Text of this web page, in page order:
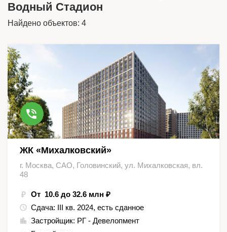
Водный Стадион
Найдено объектов: 4
ЖК «Михалковский»
г. Москва, САО, Головинский, ул. Михалковская, вл.
48
От 10.6 до 32.6 млн ₽
Сдача: III кв. 2024, есть сданное
Застройщик: РГ - Девелопмент